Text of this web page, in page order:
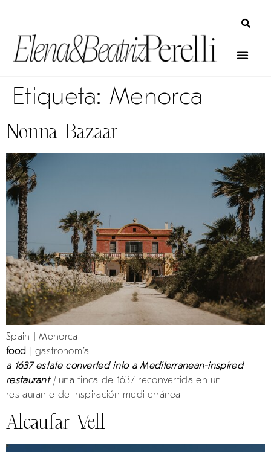
Etiqueta: Menorca
Nonna Bazaar
Spain | Menorca
food
| gastronomía
a 1637 estate converted into a Mediterranean-inspired
restaurant| una finca de 1637 reconvertida en un
restaurante de inspiración mediterránea
Alcaufar Vell